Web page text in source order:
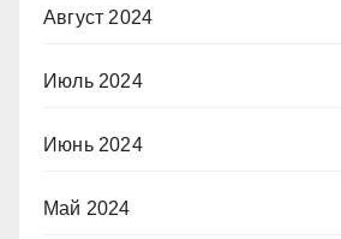
Август 2024
Июль 2024
Июнь 2024
Май 2024